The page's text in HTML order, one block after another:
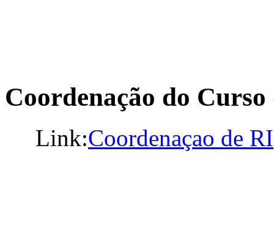
Coordenação do
Link:Coordenaçao de RI